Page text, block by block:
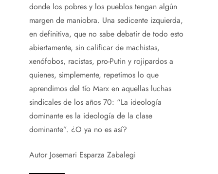
donde los pobres y los pueblos tengan algún
margen de maniobra. Una sedicente izquierda,
en definitiva, que no sabe debatir de todo esto
abiertamente, sin calificar de machistas,
xenófobos, racistas, pro-Putin y rojipardos a
quienes, simplemente, repetimos lo que
aprendimos del tío Marx en aquellas luchas
sindicales de los años 70: “La ideología
dominante es la ideología de la clase
dominante”. ¿O ya no es así?
Autor Josemari Esparza Zabalegi